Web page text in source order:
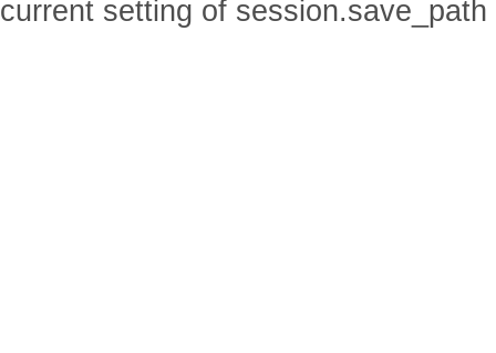
current setting of